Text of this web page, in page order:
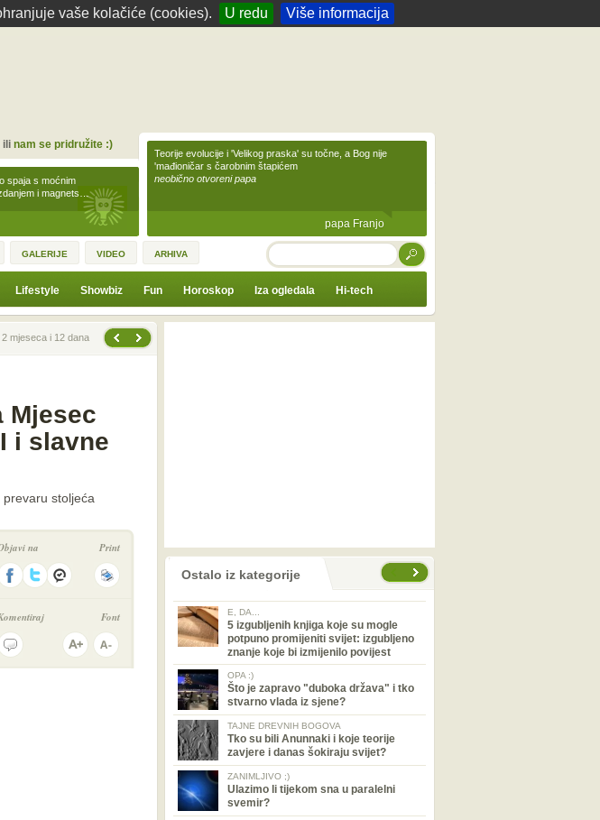
vaše kolačiće (cookies). U redu Više informacija
spaja s moćnim
i magnets…
ili nam se pridružite :)
Teorije evolucije i 'Velikog praska' su točne, a Bog nije
'mađioničar s čarobnim štapićem
neobično otvoreni papa
papa Franjo
GALERIJE VIDEO ARHIVA TRAŽI
Lifestyle Showbiz Fun Horoskop Iza ogledala Hi-tech
mjeseca i 12 dana
Mjesec
i slavne
stoljeća
na Print
Font
prethodno Ostalo iz kategorije
E, DA...
5 izgubljenih knjiga koje su mogle
potpuno promijeniti svijet: izgubljeno
znanje koje bi izmijenilo povijest
OPA :)
Što je zapravo "duboka država" i tko
stvarno vlada iz sjene?
TAJNE DREVNIH BOGOVA
Tko su bili Anunnaki i koje teorije
zavjere i danas šokiraju svijet?
ZANIMLJIVO ;)
Ulazimo li tijekom sna u paralelni
svemir?